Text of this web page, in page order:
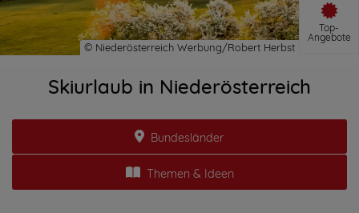
Top-
Angebote
Skiurlaub in Niederösterreich
Bundesländer
Themen & Ideen